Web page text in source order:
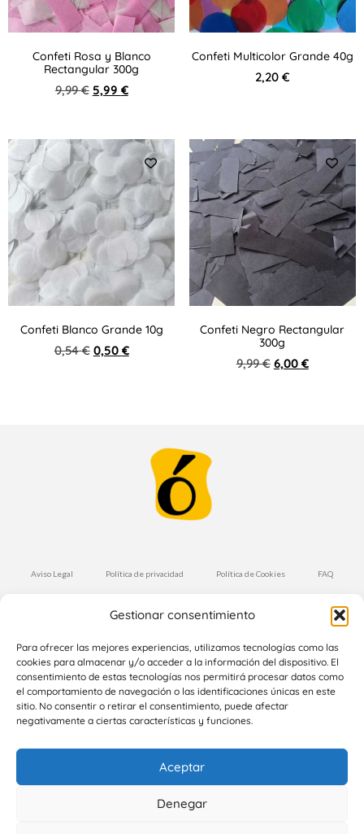
Gestionar consentimiento
Para ofrecer las mejores experiencias, utilizamos tecnologías como las
cookies para almacenar y/o acceder a la información del dispositivo. El
consentimiento de estas tecnologías nos permitirá procesar datos como
el comportamiento de navegación o las identificaciones únicas en este
sitio. No consentir o retirar el consentimiento, puede afectar
negativamente a ciertas características y funciones.
Aceptar
Denegar
Confeti Rosa y Blanco
Rectangular 300g
9,99€ 5,99 €
Confeti Multicolor Grande 40g
2,20 €
Confeti Blanco Grande 10g
0,54€ 0,50 €
Confeti Negro Rectangular
300g
9,99€ 6,00 €
Aviso Legal Política de privacidad Política de Cookies FAQ
Condiciones de Compra Envíos y Devoluciones
Suscríbete a nuestra Newsletter
Suscríbete